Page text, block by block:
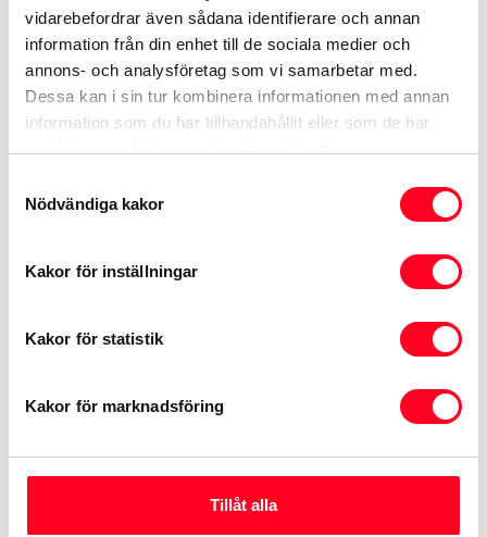
vidarebefordrar även sådana identifierare och annan
information från din enhet till de sociala medier och
annons- och analysföretag som vi samarbetar med.
Dessa kan i sin tur kombinera informationen med annan
information som du har tillhandahållit eller som de har
Nödvändiga kakor
Kakor för inställningar
Kakor för statistik
Kakor för marknadsföring
Tillåt alla
Beäkna månadskostnad
Om du inte kan betala tillbaka skulden
betalningsanmärkning. Det kan leda till
svårigheter att få hyra bostad, teckna
abonnemang och få nya lån. För stöd,
vänd dig till budget- och
Kontaktuppgifter finns på